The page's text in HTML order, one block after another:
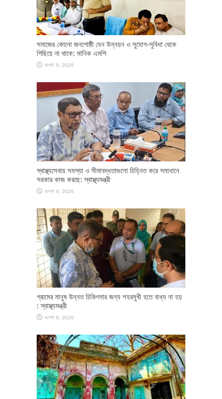
সমাজের কোনো জনগোষ্ঠী যেন উন্নয়ন ও সুযোগ-সুবিধা থেকে
পিছিয়ে না থাকে: মানিক এমপি
আগস্ট 9, 2026
স্বাস্থ্যসেবায় সমস্যা ও সীমাবদ্ধতাগুলো চিহ্নিত করে সমাধানে
সরকার কাজ করছে: স্বাস্থ্যমন্ত্রী
আগস্ট 9, 2026
গ্রামের মানুষ উন্নত চিকিৎসার জন্য শহরমুখী হতে বাধ্য না হয়
: স্বাস্থ্যমন্ত্রী
আগস্ট 9, 2026